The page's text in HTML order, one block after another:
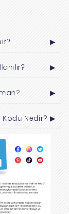
▶
▶
▶
Nedir? ▶